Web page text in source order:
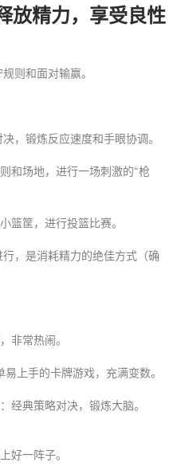
放精力，享受良性
则和面对输赢。
，锻炼反应速度和手眼协调。
和场地，进行一场刺激的“枪
篮筐，进行投篮比赛。
，是消耗精力的绝佳方式（确
非常热闹。
易上手的卡牌游戏，充满变数。
：经典策略对决，锻炼大脑。
好一阵子。